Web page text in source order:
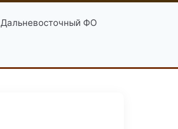
Дальневосточный ФО